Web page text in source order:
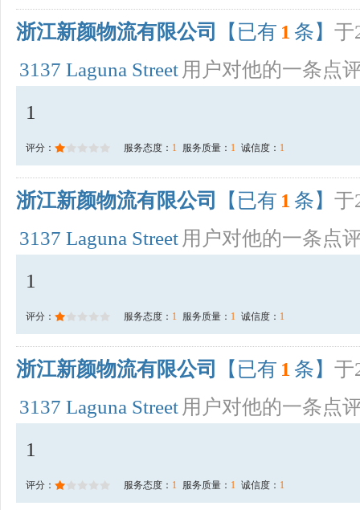
浙江新颜物流有限公司 【已有 1 条】 于
3137 Laguna Street 用户对他的一条点
1
评分： 服务态度： 1 服务质量： 1 诚信度： 1
浙江新颜物流有限公司 【已有 1 条】 于
3137 Laguna Street 用户对他的一条点
1
评分： 服务态度： 1 服务质量： 1 诚信度： 1
浙江新颜物流有限公司 【已有 1 条】 于
3137 Laguna Street 用户对他的一条点
1
评分： 服务态度： 1 服务质量： 1 诚信度： 1